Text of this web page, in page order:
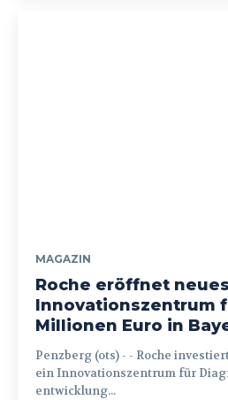
MAGAZIN
Roche eröffnet
Innovationszentrum
Millionen Euro in
Penzberg (ots) - - Roche investiert 300 Millionen Euro in
ein Innovationszentrum für
entwicklung...